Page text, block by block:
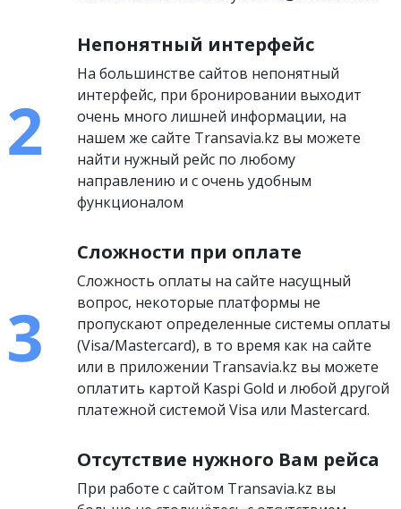
Непонятный интерфейс
На большинстве сайтов непонятный
интерфейс, при бронировании выходит
очень много лишней информации, на
нашем же сайте Transavia.kz вы можете
найти нужный рейс по любому
направлению и с очень удобным
функционалом
Сложности при оплате
Сложность оплаты на сайте насущный
вопрос, некоторые платформы не
пропускают определенные системы оплаты
(Visa/Mastercard), в то время как на сайте
или в приложении Transavia.kz вы можете
оплатить картой Kaspi Gold и любой другой
платежной системой Visa или Mastercard.
Отсутствие нужного Вам рейса
При работе с сайтом Transavia.kz вы